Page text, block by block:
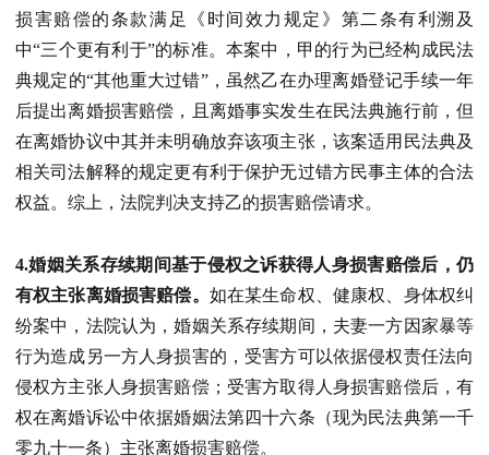
损害赔偿的条款满足《时间效力规定》第二条有利溯及
中“三个更有利于”的标准。本案中，甲的行为已经构成民法
典规定的“其他重大过错”，虽然乙在办理离婚登记手续一年
后提出离婚损害赔偿，且离婚事实发生在民法典施行前，但
在离婚协议中其并未明确放弃该项主张，该案适用民法典及
相关司法解释的规定更有利于保护无过错方民事主体的合法
权益。综上，法院判决支持乙的损害赔偿请求。
4.婚姻关系存续期间基于侵权之诉获得人身损害赔偿后，仍
有权主张离婚损害赔偿。 如在某生命权、健康权、身体权纠
纷案中，法院认为，婚姻关系存续期间，夫妻一方因家暴等
行为造成另一方人身损害的，受害方可以依据侵权责任法向
侵权方主张人身损害赔偿；受害方取得人身损害赔偿后，有
权在离婚诉讼中依据婚姻法第四十六条（现为民法典第一千
零九十一条）主张离婚损害赔偿。